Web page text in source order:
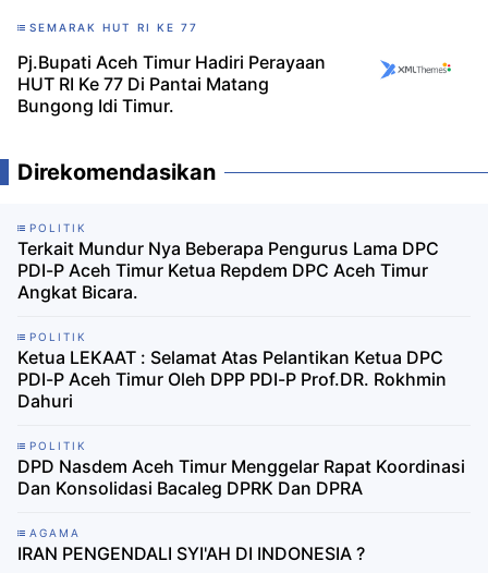
SEMARAK HUT RI KE 77
Pj.Bupati Aceh Timur Hadiri Perayaan
HUT RI Ke 77 Di Pantai Matang
Bungong Idi Timur.
Direkomendasikan
POLITIK
Terkait Mundur Nya Beberapa Pengurus Lama DPC
PDI-P Aceh Timur Ketua Repdem DPC Aceh Timur
Angkat Bicara.
POLITIK
Ketua LEKAAT : Selamat Atas Pelantikan Ketua DPC
PDI-P Aceh Timur Oleh DPP PDI-P Prof.DR. Rokhmin
Dahuri
POLITIK
DPD Nasdem Aceh Timur Menggelar Rapat Koordinasi
Dan Konsolidasi Bacaleg DPRK Dan DPRA
AGAMA
IRAN PENGENDALI SYI'AH DI INDONESIA ?